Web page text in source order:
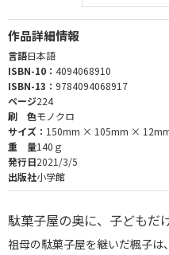
作品詳細情報
言語日本語
ISBN-10： 4094068910
ISBN-13： 9784094068917
ページ224
刷 色モノクロ
サイズ： 150mm × 105mm ×
重 量140ｇ
発行日2021/3/5
出版社小学館
駄菓子屋の奥に、子どもだ
祖母の駄菓子屋を継いだ楓子は